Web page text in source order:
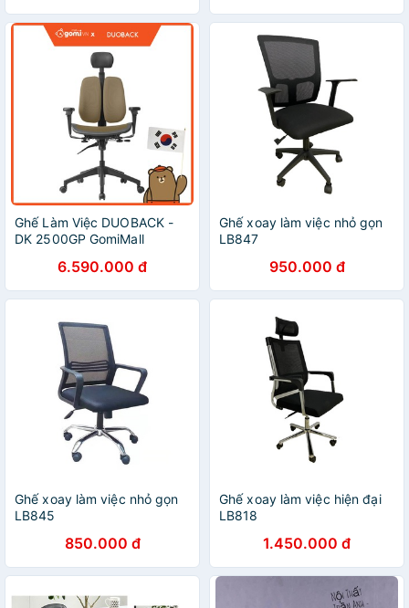
Ghế Làm Việc DUOBACK -
DK 2500GP GomiMall
6.590.000 đ
Ghế xoay làm việc nhỏ gọn
LB847
950.000 đ
Ghế xoay làm việc nhỏ gọn
LB845
850.000 đ
Ghế xoay làm việc hiện đại
LB818
1.450.000 đ